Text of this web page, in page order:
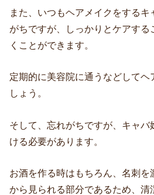
また、いつもヘアメイクをする
がちですが、しっかりとケアする
くことができます。
定期的に美容院に通うなどしてヘ
しょう。
そして、忘れがちですが、キャバ
ける必要があります。
お酒を作る時はもちろん、名刺を
から見られる部分であるため、清